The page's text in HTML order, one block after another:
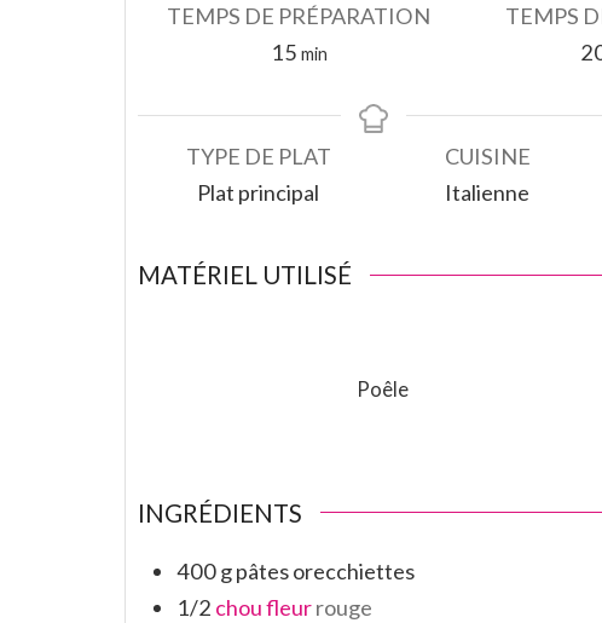
TEMPS DE PRÉPARATION
15minutes
min
TEMPS
TYPE DE PLAT
Plat principal
CUISINE
Italienne
MATÉRIEL UTILISÉ
Poêle
INGRÉDIENTS
400gpâtes orecchiettes
1/2 chou fleurrouge